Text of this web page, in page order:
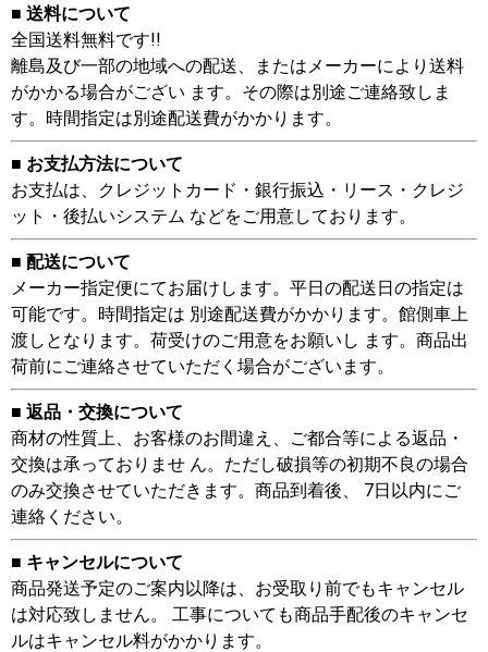
■ 送料について
全国送料無料です!!
離島及び一部の地域への配送、またはメーカーにより送料
がかかる場合がござい ます。その際は別途ご連絡致しま
す。時間指定は別途配送費がかかります。
■ お支払方法について
お支払は、クレジットカード・銀行振込・リース・クレジ
ット・後払いシステム などをご用意しております。
■ 配送について
メーカー指定便にてお届けします。平日の配送日の指定は
可能です。時間指定は 別途配送費がかかります。館側車上
渡しとなります。荷受けのご用意をお願いし ます。商品出
荷前にご連絡させていただく場合がございます。
■ 返品・交換について
商材の性質上、お客様のお間違え、ご都合等による返品・
交換は承っておりませ ん。ただし破損等の初期不良の場合
のみ交換させていただきます。商品到着後、 7日以内にご
連絡ください。
■ キャンセルについて
商品発送予定のご案内以降は、お受取り前でもキャンセル
は対応致しません。 工事についても商品手配後のキャンセ
ルはキャンセル料がかかります。